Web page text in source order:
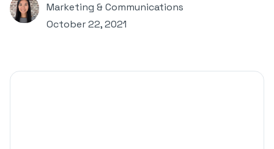
Marketing & Communications
October 22, 2021